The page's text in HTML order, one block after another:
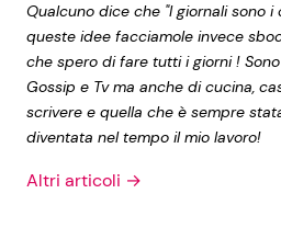
Qualcuno dice che "I giornali sono i
queste idee facciamole invece
che spero di fare tutti i giorni !
Gossip e Tv ma anche di cucina,
scrivere e quella che è sempre
diventata nel tempo il mio lavoro!
Altri articoli →